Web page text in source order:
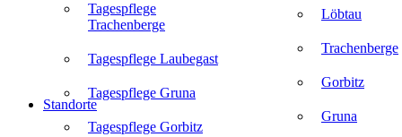
Tagespflege
Trachenberge
Tagespflege Laubegast
Tagespflege Gruna
Tagespflege Gorbitz
Löbtau
Trachenberge
Gorbitz
Gruna
Standorte